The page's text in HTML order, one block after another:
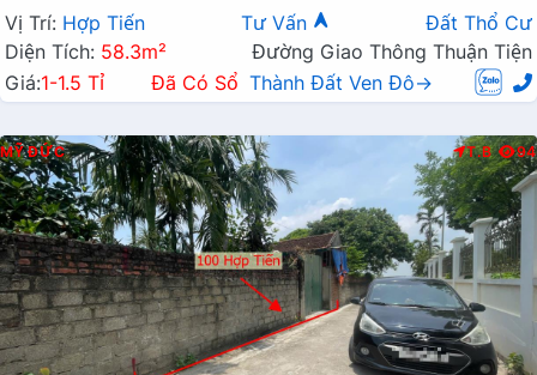
Vị Trí: Hợp Tiến Tư Vấn
Đất Thổ Cư
Diện Tích: 58.3m²
Đường Giao Thông Thuận Tiện
Giá:1-1.5 Tỉ Đã Có Sổ Thành Đất Ven Đô→
MỸ ĐỨC T.B 94